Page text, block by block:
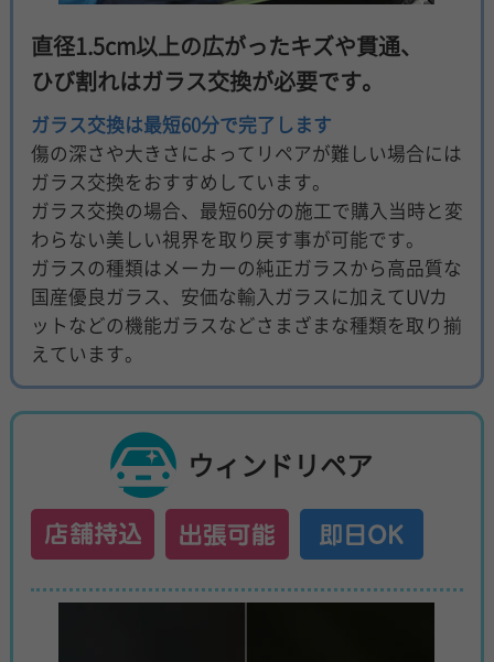
直径1.5cm以上の広がったキズや貫通、
ひび割れはガラス交換が必要です。
ガラス交換は最短60分で完了します
傷の深さや大きさによってリペアが難しい場合には
ガラス交換をおすすめしています。
ガラス交換の場合、最短60分の施工で購入当時と変
わらない美しい視界を取り戻す事が可能です。
ガラスの種類はメーカーの純正ガラスから高品質な
国産優良ガラス、安価な輸入ガラスに加えてUVカ
ットなどの機能ガラスなどさまざまな種類を取り揃
えています。
ウィンドリペア